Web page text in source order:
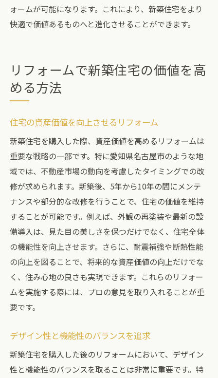
ォームが可能になります。これにより、新築住宅をより
快適で価値あるものへと進化させることができます。
リフォームで新築住宅の価値を高
める方法
住宅の資産価値を向上させるリフォーム
新築住宅を購入した際、資産価値を高めるリフォームは
重要な戦略の一部です。特に愛知県名古屋市のような地
域では、不動産市場の動向を考慮したタイミングでの改
修が求められます。新築後、5年から10年の間にメンテ
ナンスや部分的な改修を行うことで、住宅の価値を維持
することが可能です。例えば、外観の再塗装や最新の設
備導入は、見た目の美しさを保つだけでなく、住宅全体
の機能性を向上させます。さらに、耐震補強や断熱性能
の向上を図ることで、将来的な資産価値の向上だけでな
く、住み心地の良さも実現できます。これらのリフォー
ムを実施する際には、プロの意見を取り入れることが重
要です。
デザイン性と機能性のバランスを追求
新築住宅を購入した後のリフォームにおいて、デザイン
性と機能性のバランスを取ることは非常に重要です。特